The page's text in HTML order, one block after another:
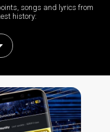
songs and lyrics from
history: